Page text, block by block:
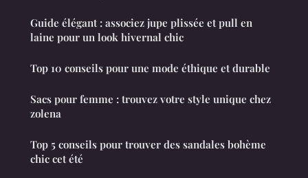
Guide élégant : associez jupe plissée et pull en
laine pour un look hivernal chic
Top 10 conseils pour une mode éthique et durable
Sacs pour femme : trouvez votre style unique chez
zolena
Top 5 conseils pour trouver des sandales bohème
chic cet été